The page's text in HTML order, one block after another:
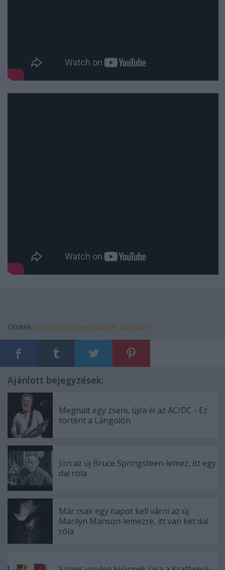
Címkék: interjú rock deep purple ian gillan
Ajánlott bejegyzések:
Meghalt egy zseni, újra él az AC/DC - Ez
történt a Lángolón
Jön az új Bruce Springsteen-lemez, itt egy
dal róla
Már csak egy napot kell várni az új
Marilyn Manson-lemezre, itt van két dal
róla